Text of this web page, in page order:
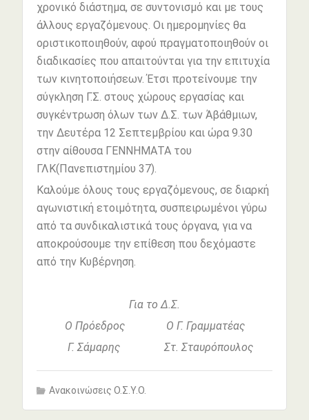
χρονικό διάστημα, σε συντονισμό και με τους
άλλους εργαζόμενους. Οι ημερομηνίες θα
οριστικοποιηθούν, αφού πραγματοποιηθούν οι
διαδικασίες που απαιτούνται για την επιτυχία
των κινητοποιήσεων. Έτσι προτείνουμε την
σύγκληση Γ.Σ. στους χώρους εργασίας και
συγκέντρωση όλων των Δ.Σ. των Άβάθμιων,
την Δευτέρα 12 Σεπτεμβρίου και ώρα 9.30
στην αίθουσα ΓΕΝΝΗΜΑΤΑ του
ΓΛΚ(Πανεπιστημίου 37).
Καλούμε όλους τους εργαζόμενους, σε διαρκή
αγωνιστική ετοιμότητα, συσπειρωμένοι γύρω
από τα συνδικαλιστικά τους όργανα, για να
αποκρούσουμε την επίθεση που δεχόμαστε
από την Κυβέρνηση.
Για το Δ.Σ.
Ο Πρόεδρος Ο Γ. Γραμματέας
Γ. Σάμαρης Στ. Σταυρόπουλος
Ανακοινώσεις Ο.Σ.Υ.Ο.